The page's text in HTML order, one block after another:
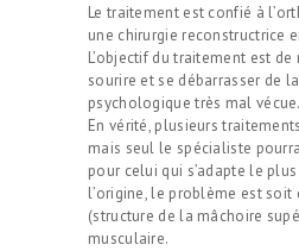
Le traitement est confié à
une chirurgie reconstructrice
L’objectif du traitement est
sourire et se débarrasser de
psychologique très mal vécue.
En vérité, plusieurs
mais seul le spécialiste
pour celui qui s’adapte le
l’origine, le problème est soit
(structure de la mâchoire
musculaire.